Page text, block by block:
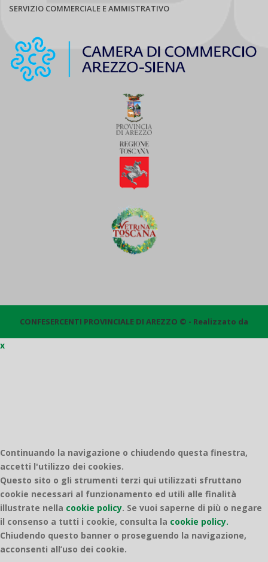
SERVIZIO COMMERCIALE E AMMISTRATIVO
CONFESERCENTI PROVINCIALE DI AREZZO © - Realizzato da
x
Continuando la navigazione o chiudendo questa finestra,
accetti l'utilizzo dei cookies.
Questo sito o gli strumenti terzi qui utilizzati sfruttano
cookie necessari al funzionamento ed utili alle finalità
illustrate nella cookie policy. Se vuoi saperne di più o negare
il consenso a tutti i cookie, consulta la cookie policy.
Chiudendo questo banner o proseguendo la navigazione,
acconsenti all’uso dei cookie.